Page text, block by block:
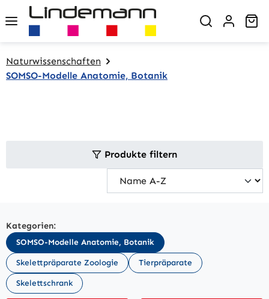
Zum Hauptinhalt springen
Naturwissenschaften
SOMSO-Modelle Anatomie, Botanik
Produkte filtern
Kategorien:
SOMSO-Modelle Anatomie, Botanik
Skelettpräparate Zoologie
Tierpräparate
Skelettschrank